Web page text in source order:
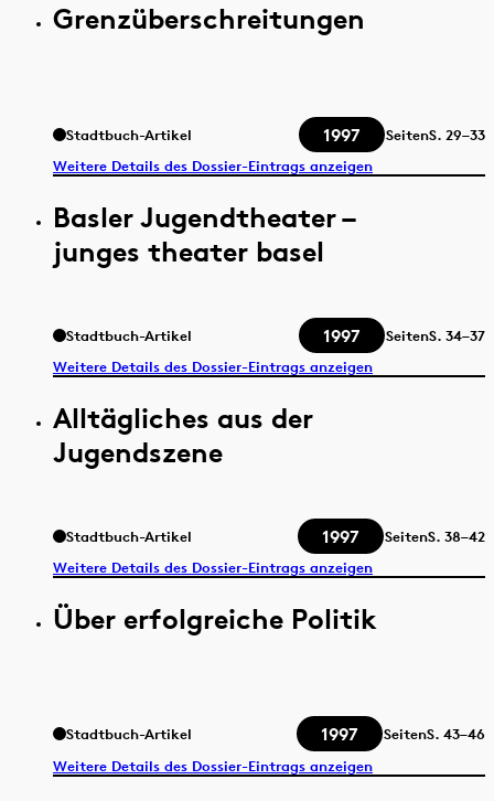
Grenzüberschreitungen
Stadtbuch-Artikel 1997 SeitenS. 29–33
Weitere Details des Dossier-Eintrags anzeigen
Basler Jugendtheater –
junges theater basel
Stadtbuch-Artikel 1997 SeitenS. 34–37
Weitere Details des Dossier-Eintrags anzeigen
Alltägliches aus der
Jugendszene
Stadtbuch-Artikel 1997 SeitenS. 38–42
Weitere Details des Dossier-Eintrags anzeigen
Über erfolgreiche Politik
Stadtbuch-Artikel 1997 SeitenS. 43–46
Weitere Details des Dossier-Eintrags anzeigen